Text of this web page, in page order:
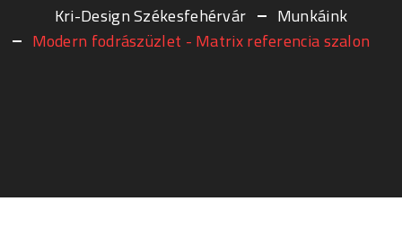
Kri-Design Székesfehérvár
Munkáink
Modern fodrászüzlet - Matrix referencia szalon